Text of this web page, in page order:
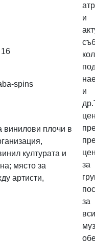
spins
винилови плочи в
културата и
място за
артисти,
и
и
за
за